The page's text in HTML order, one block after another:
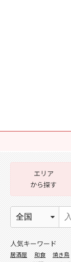
エリア
から探す
人気キーワード
居酒屋 和食 焼き鳥